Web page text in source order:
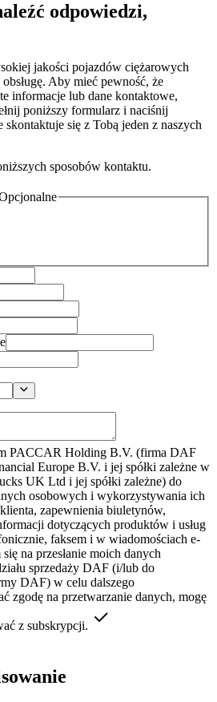
odpowiedzi,
jakości pojazdów ciężarowych
Aby mieć pewność, że
informacje lub dane kontaktowe,
poniższy formularz i naciśnij
się z Tobą jeden z naszych
sposobów kontaktu.
PACCAR Holding B.V. (firma DAF
Europe B.V. i jej spółki zależne w
UK Ltd i jej spółki zależne) do
osobowych i wykorzystywania ich
zapewnienia biuletynów,
dotyczących produktów i usług
faksem i w wiadomościach e-
na przesłanie moich danych
sprzedaży DAF (i/lub do
DAF) w celu dalszego
zgodę na przetwarzanie danych, mogę
z subskrypcji.